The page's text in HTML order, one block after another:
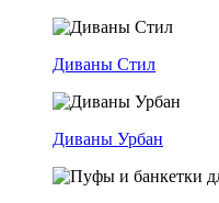
Диваны Стил
Диваны Урбан